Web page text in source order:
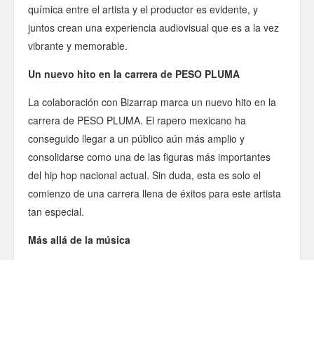
química entre el artista y el productor es evidente, y
juntos crean una experiencia audiovisual que es a la vez
vibrante y memorable.
Un nuevo hito en la carrera de PESO PLUMA
La colaboración con Bizarrap marca un nuevo hito en la
carrera de PESO PLUMA. El rapero mexicano ha
conseguido llegar a un público aún más amplio y
consolidarse como una de las figuras más importantes
del hip hop nacional actual. Sin duda, esta es solo el
comienzo de una carrera llena de éxitos para este artista
tan especial.
Más allá de la música